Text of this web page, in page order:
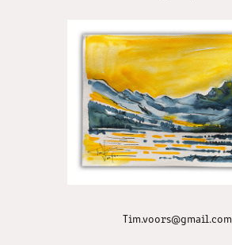
Tim.voors@gmail.com